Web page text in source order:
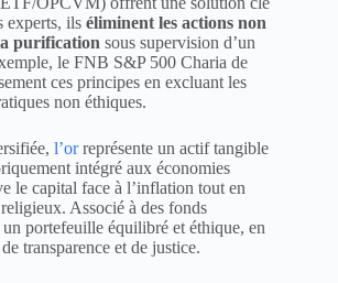
experts, ils éliminent les actions non
purification sous supervision d’un
le FNB S&P 500 Charia de
ces principes en excluant les
non éthiques.
l’orreprésente un actif tangible
intégré aux économies
le capital face à l’inflation tout en
Associé à des fonds
portefeuille équilibré et éthique, en
transparence et de justice.